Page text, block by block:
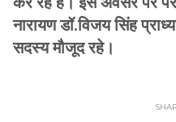
नारायण डॉ.विजय सिंह
सदस्य मौजूद रहे।